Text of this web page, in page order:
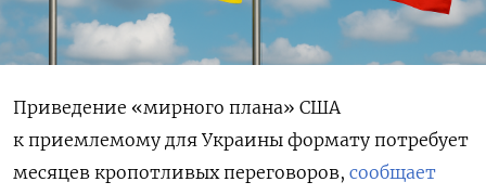
Приведение «мирного плана» США
к приемлемому для Украины формату потребует
месяцев кропотливых переговоров, сообщает